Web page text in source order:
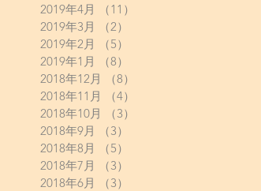
2019年4月
（11）
2019年3月
（2）
2019年2月
（5）
2019年1月
（8）
2018年12月
（8）
2018年11月
（4）
2018年10月
（3）
2018年9月
（3）
2018年8月
（5）
2018年7月
（3）
2018年6月
（3）